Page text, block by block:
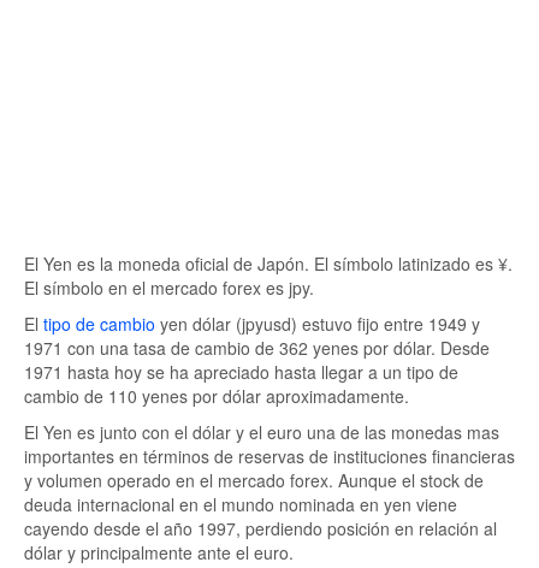
El Yen es la moneda oficial de Japón. El símbolo latinizado es ¥.
El símbolo en el mercado forex es jpy.
El tipo de cambio yen dólar (jpyusd) estuvo fijo entre 1949 y
1971 con una tasa de cambio de 362 yenes por dólar. Desde
1971 hasta hoy se ha apreciado hasta llegar a un tipo de
cambio de 110 yenes por dólar aproximadamente.
El Yen es junto con el dólar y el euro una de las monedas mas
importantes en términos de reservas de instituciones financieras
y volumen operado en el mercado forex. Aunque el stock de
deuda internacional en el mundo nominada en yen viene
cayendo desde el año 1997, perdiendo posición en relación al
dólar y principalmente ante el euro.